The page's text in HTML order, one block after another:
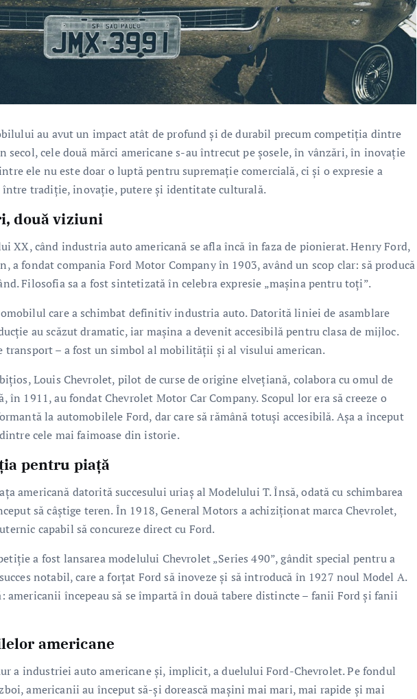
au avut un impact atât de profund și de durabil precum competiția dintre
secol, cele două mărci americane s-au întrecut pe șosele, în vânzări, în inovație
ele nu este doar o luptă pentru supremație comercială, ci și o expresie a
tradiție, inovație, putere și identitate culturală.
două viziuni
XX, când industria auto americană se afla încă în faza de pionierat. Henry Ford,
fondat compania Ford Motor Company în 1903, având un scop clar: să producă
Filosofia sa a fost sintetizată în celebra expresie „mașina pentru toți”.
care a schimbat definitiv industria auto. Datorită liniei de asamblare
au scăzut dramatic, iar mașina a devenit accesibilă pentru clasa de mijloc.
transport – a fost un simbol al mobilității și al visului american.
Louis Chevrolet, pilot de curse de origine elvețiană, colabora cu omul de
în 1911, au fondat Chevrolet Motor Car Company. Scopul lor era să creeze o
la automobilele Ford, dar care să rămână totuși accesibilă. Așa a început
cele mai faimoase din istorie.
pentru piață
americană datorită succesului uriaș al Modelului T. Însă, odată cu schimbarea
să câștige teren. În 1918, General Motors a achiziționat marca Chevrolet,
capabil să concureze direct cu Ford.
a fost lansarea modelului Chevrolet „Series 490”, gândit special pentru a
notabil, care a forțat Ford să inoveze și să introducă în 1927 noul Model A.
americanii începeau să se împartă în două tabere distincte – fanii Ford și fanii
americane
a industriei auto americane și, implicit, a duelului Ford-Chevrolet. Pe fondul
americanii au început să-și dorească mașini mai mari, mai rapide și mai